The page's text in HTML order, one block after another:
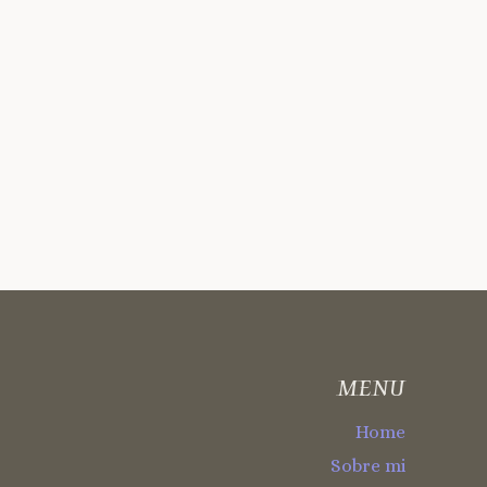
MENU
Home
Sobre mi